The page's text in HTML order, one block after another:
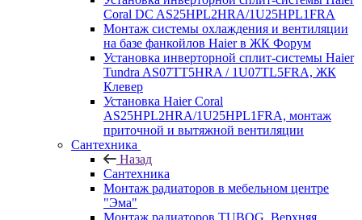
Coral DC AS25HPL2HRA/1U25HPL1FRA
Монтаж системы охлаждения и вентиляции
на базе фанкойлов Haier в ЖК Форум
Установка инверторной сплит-системы Haier
Tundra AS07TT5HRA / 1U07TL5FRA, ЖК
Клевер
Установка Haier Coral
AS25HPL2HRA/1U25HPL1FRA, монтаж
приточной и вытяжной вентиляции
Сантехника
Назад
Сантехника
Монтаж радиаторов в мебельном центре
"Эма"
Монтаж радиаторов TUBOG, Верхняя